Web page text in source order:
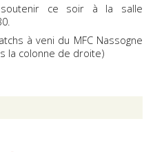
ce soir à la salle
à veni du MFC Nassogne
la colonne de droite)